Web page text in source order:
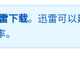
下载。迅雷可